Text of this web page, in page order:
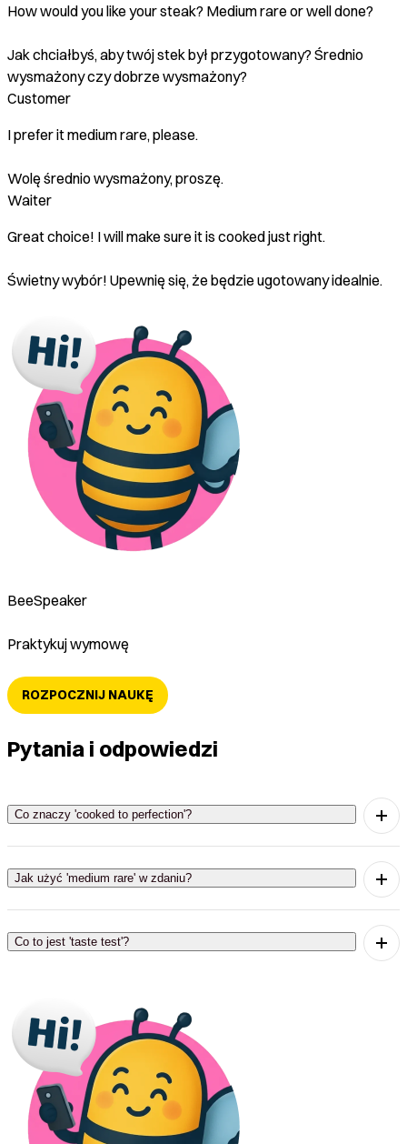
How would you like your steak? Medium rare or well done?
Jak chciałbyś, aby twój stek był przygotowany? Średnio
wysmażony czy dobrze wysmażony?
Customer
I prefer it medium rare, please.
Wolę średnio wysmażony, proszę.
Waiter
Great choice! I will make sure it is cooked just right.
Świetny wybór! Upewnię się, że będzie ugotowany idealnie.
BeeSpeaker
Praktykuj wymowę
ROZPOCZNIJ NAUKĘ
Pytania i odpowiedzi
Co znaczy 'cooked to perfection'?
'Cooked to perfection' oznacza, że coś jest
ugotowane idealnie, z zachowaniem najlepszych
cech smakowych.
Jak użyć 'medium rare' w zdaniu?
'Medium rare' używamy, aby opisać stek, który jest
średnio wysmażony, co oznacza, że jest soczysty i
delikatny.
Co to jest 'taste test'?